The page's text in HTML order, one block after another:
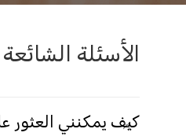
الأسئلة الشائعة
كيف يمكنني العثور